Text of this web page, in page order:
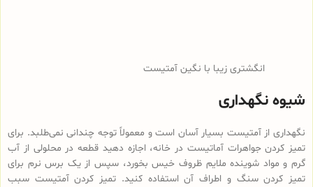
انگشتری زیبا با نگین آمتیست
شیوه نگهداری
نگهداری از آمتیست بسیار آسان است و معمولاً توجه چندانی نمی‌طلبد. برای
تمیز کردن جواهرات آماتیست در خانه، اجازه دهید قطعه در محلولی از آب
گرم و مواد شوینده ملایم ظروف خیس بخورد، سپس از یک برس نرم برای
تمیز کردن سنگ و اطراف آن استفاده کنید. تمیز کردن آمتیست سبب